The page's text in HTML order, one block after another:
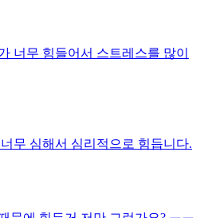
너무 힘들어서 스트레스를 많이
무 심해서 심리적으로 힘듭니다.